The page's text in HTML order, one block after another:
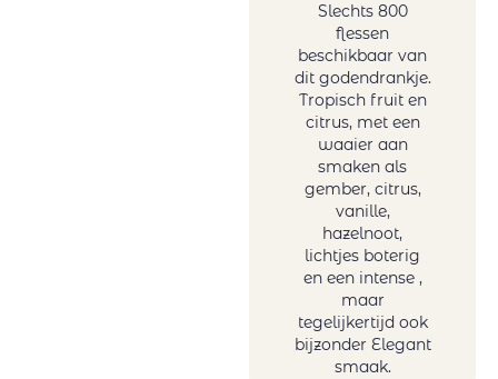
Slechts 800
flessen
beschikbaar van
dit godendrankje.
Tropisch fruit en
citrus, met een
waaier aan
smaken als
gember, citrus,
vanille,
hazelnoot,
lichtjes boterig
en een intense ,
maar
tegelijkertijd ook
bijzonder Elegant
smaak.